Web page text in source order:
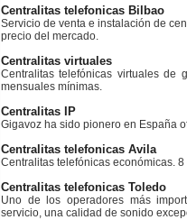
Centralitas telefonicas Bilbao
Servicio de venta e instalación de
precio del mercado.
Centralitas virtuales
Centralitas telefónicas virtuales de
mensuales mínimas.
Centralitas IP
Gigavoz ha sido pionero en España
Centralitas telefonicas Avila
Centralitas telefónicas económicas.
Centralitas telefonicas Toledo
Uno de los operadores más
servicio, una calidad de sonido